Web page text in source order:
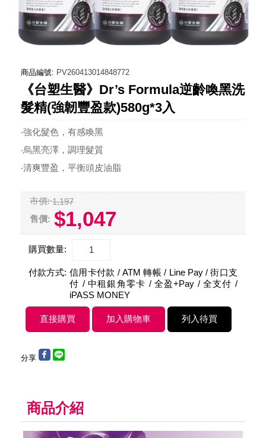
商品編號: PV260413014848772
《台塑生醫》Dr’s Formula逆齡喚黑洗
髮精(強韌豐盈款)580g*3入
‧強化髮色，有感喚黑
‧烏黑亮澤，調理髮質
‧清爽豐盈，平衡頭皮油脂
市價: 1,197
售價: $1,047
購買數量:
付款方式: 信用卡付款 / ATM 轉帳 / Line Pay / 街口支
付 / 中租銀角零卡 / 全盈+Pay / 全支付 /
iPASS MONEY
分享
商品介紹